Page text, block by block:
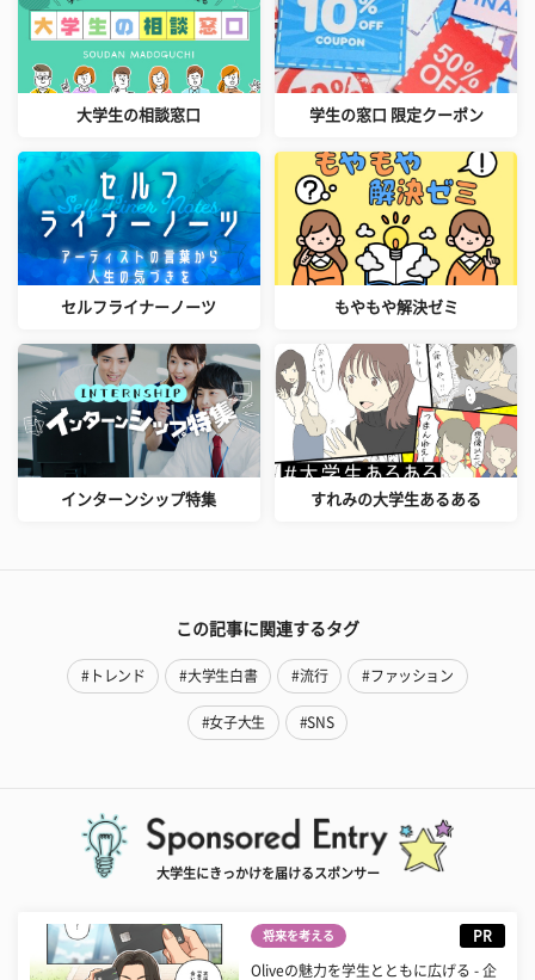
大学生の相談窓口 学生の窓口 限定クーポン
セルフライナーノーツ もやもや解決ゼミ
インターンシップ特集 すれみの大学生あるある
この記事に関連するタグ
#トレンド #大学生白書 #流行 #ファッション
#女子大生 #SNS
大学生にきっかけを届けるスポンサー
将来を考える PR
Oliveの魅力を学生とともに広げる - 企